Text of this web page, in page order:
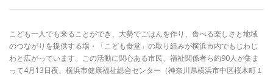
こども一人でも来ることができ、大勢でごはんを作り、食べる楽しさと地域
のつながりを提供する場・「こども食堂」の取り組みが横浜市内でもじわじ
わと広がっています。この活動に関心ある市民、福祉関係者ら約90人が集ま
って4月13日夜、横浜市健康福祉総合センター（神奈川県横浜市中区桜木町１